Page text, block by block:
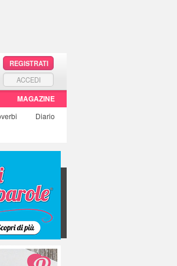
REGISTRATI
ACCEDI
MAGAZINE
Diario